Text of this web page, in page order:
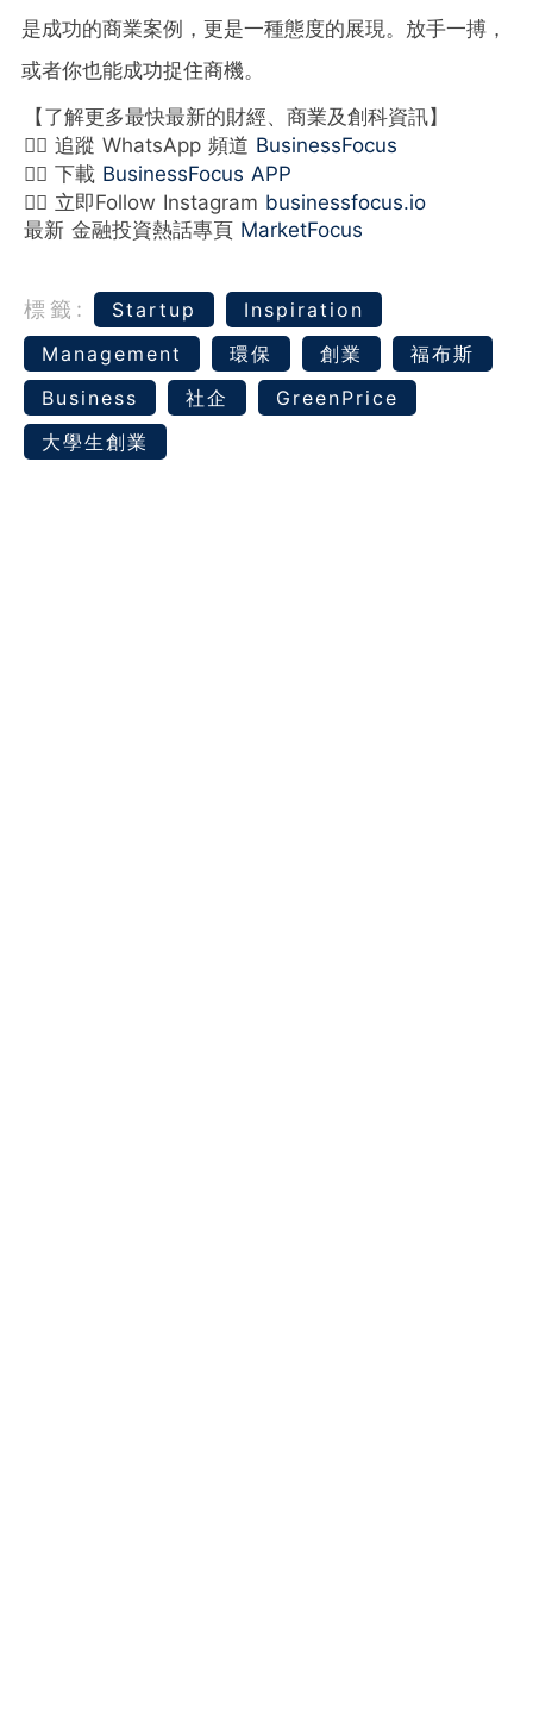
是成功的商業案例，更是一種態度的展現。 放手一搏，
或者你也能成功捉住商機。
【了解更多最快最新的財經、商業及創科資訊】
👉🏻 追蹤 WhatsApp 頻道 BusinessFocus
👉🏻 下載 BusinessFocus APP
👉🏻 立即Follow Instagram businessfocus.io
最新 金融投資熱話專頁 MarketFocus
標籤: Startup
Inspiration
Management
環保 創業
福布斯
Business
社企
GreenPrice
大學生創業